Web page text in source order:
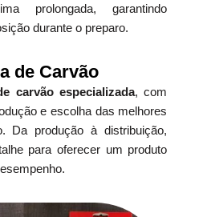
prolongada, garantindo
durante o preparo.
de Carvão
carvão especializada, com
e escolha das melhores
Da produção à distribuição,
para oferecer um produto